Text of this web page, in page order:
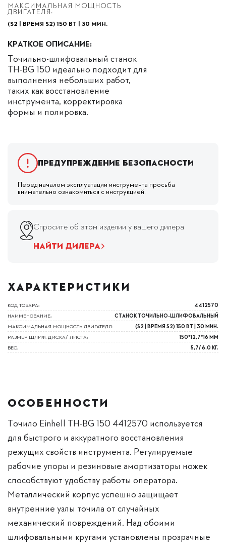
МАКСИМАЛЬНАЯ МОЩНОСТЬ
ДВИГАТЕЛЯ:
(S2 | ВРЕМЯ S2) 150 ВТ | 30 МИН.
КРАТКОЕ ОПИСАНИЕ:
Точильно-шлифовальный станок
TH-BG 150 идеально подходит для
выполнения небольших работ,
таких как восстановление
инструмента, корректировка
формы и полировка.
Предупреждение безопасности
Перед началом эксплуатации инструмента просьба
внимательно ознакомиться с инструкцией.
Спросите об этом изделии у вашего дилера
НАЙТИ ДИЛЕРА
ХАРАКТЕРИСТИКИ
КОД ТОВАРА:
4412570
НАИМЕНОВАНИЕ:
СТАНОК ТОЧИЛЬНО-ШЛИФОВАЛЬНЫЙ
МАКСИМАЛЬНАЯ МОЩНОСТЬ ДВИГАТЕЛЯ:
(S2 | ВРЕМЯ S2) 150 ВТ | 30 МИН.
РАЗМЕР ШЛИФ. ДИСКА/ ЛИСТА:
150*12,7*16 ММ
ВЕС:
5,7/ 6,0 КГ.
ОСОБЕННОСТИ
Точило Einhell TH-BG 150 4412570 используется
для быстрого и аккуратного восстановления
режущих свойств инструмента. Регулируемые
рабочие упоры и резиновые амортизаторы ножек
способствуют удобству работы оператора.
Металлический корпус успешно защищает
внутренние узлы точила от случайных
механический повреждений. Над обоими
шлифовальными кругами установлены прозрачные